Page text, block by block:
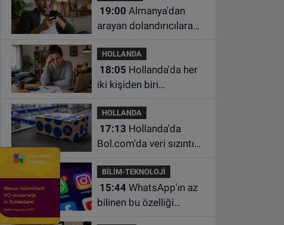
19:00
arayan dolandırıcılara
HOLLANDA
18:05
iki kişiden biri
HOLLANDA
17:13
Bol.com'da veri sızıntısı:
geçirilmiş olabilir
BİLİM-TEKNOLOJİ
15:44WhatsApp'ın az
bilinen bu özelliği